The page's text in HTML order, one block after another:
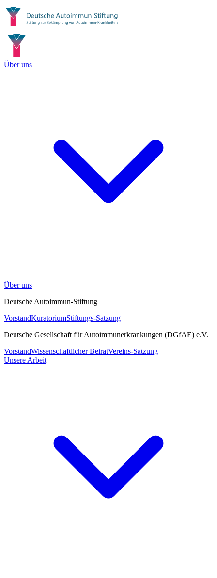
Über uns
Über uns
Deutsche Autoimmun-Stiftung
VorstandKuratoriumStiftungs-Satzung
Deutsche Gesellschaft für Autoimmunerkrankungen (DGfAE) e.V.
VorstandWissenschaftlicher BeiratVereins-Satzung
Unsere Arbeit